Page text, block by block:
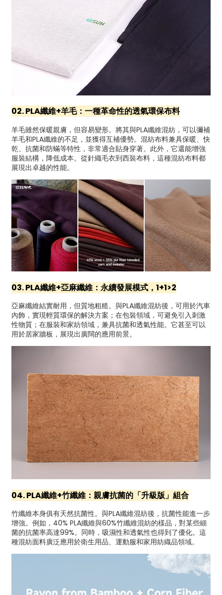
02. PLA纖維+羊毛：一種革命性的透氣環保布料
羊毛雖然保暖親膚，但容易變形。將其與PLA纖維混紡，可以彌補
羊毛和PLA纖維的不足，並獲得互補優勢。混紡布料兼具保暖、快
乾、抗菌和防蟎等特性，非常適合貼身穿著。此外，它還能增強
服裝結構，降低成本。從針織毛衣到西裝布料，這種混紡布料都
展現出卓越的性能。
03. PLA纖維+亞麻纖維：永續發展模式，1+1>2
亞麻纖維結實耐用，但質地粗糙。與PLA纖維混紡後，可用於汽車
內飾，實現輕質環保的解決方案；在包裝領域，可避免引入刺激
性物質；在服裝和家紡領域，兼具抗菌和透氣性能。它甚至可以
用於居家牆板，展現出廣闊的應用前景。
04. PLA纖維+竹纖維：親膚抗菌的「升級版」組合
竹纖維本身俱有天然抗菌性。與PLA纖維混紡後，抗菌性能進一步
增強。例如，40% PLA纖維與60%竹纖維混紡的樣品，對某些細
菌的抗菌率高達99%。同時，吸濕性和透氣性也得到了優化。這
種混紡面料廣泛應用於衛生用品、運動服和家用紡織品領域。